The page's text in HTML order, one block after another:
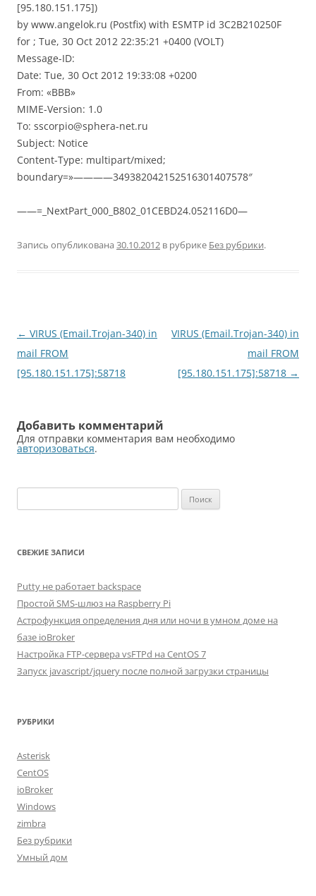
[95.180.151.175])
by www.angelok.ru (Postfix) with ESMTP id 3C2B210250F
for ; Tue, 30 Oct 2012 22:35:21 +0400 (VOLT)
Message-ID:
Date: Tue, 30 Oct 2012 19:33:08 +0200
From: «BBB»
MIME-Version: 1.0
To: sscorpio@sphera-net.ru
Subject: Notice
Content-Type: multipart/mixed;
boundary=»————349382042152516301407578″
——=_NextPart_000_B802_01CEBD24.052116D0—
Запись опубликована 30.10.2012 в рубрике Без рубрики.
Навигация
по
записям
← VIRUS (Email.Trojan-340) in
mail FROM
[95.180.151.175]:58718
VIRUS (Email.Trojan-340) in
mail FROM
[95.180.151.175]:58718 →
Добавить комментарий
Для отправки комментария вам необходимо
авторизоваться.
СВЕЖИЕ ЗАПИСИ
Putty не работает backspace
Простой SMS-шлюз на Raspberry Pi
Астрофункция определения дня или ночи в умном доме на
базе ioBroker
Настройка FTP-сервера vsFTPd на CentOS 7
Запуск javascript/jquery после полной загрузки страницы
РУБРИКИ
Asterisk
CentOS
ioBroker
Windows
zimbra
Без рубрики
Умный дом